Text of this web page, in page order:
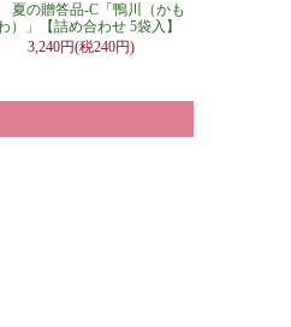
夏の贈答品-C「鴨川（かも
）」【詰め合わせ 5袋入】
3,240円(税240円)